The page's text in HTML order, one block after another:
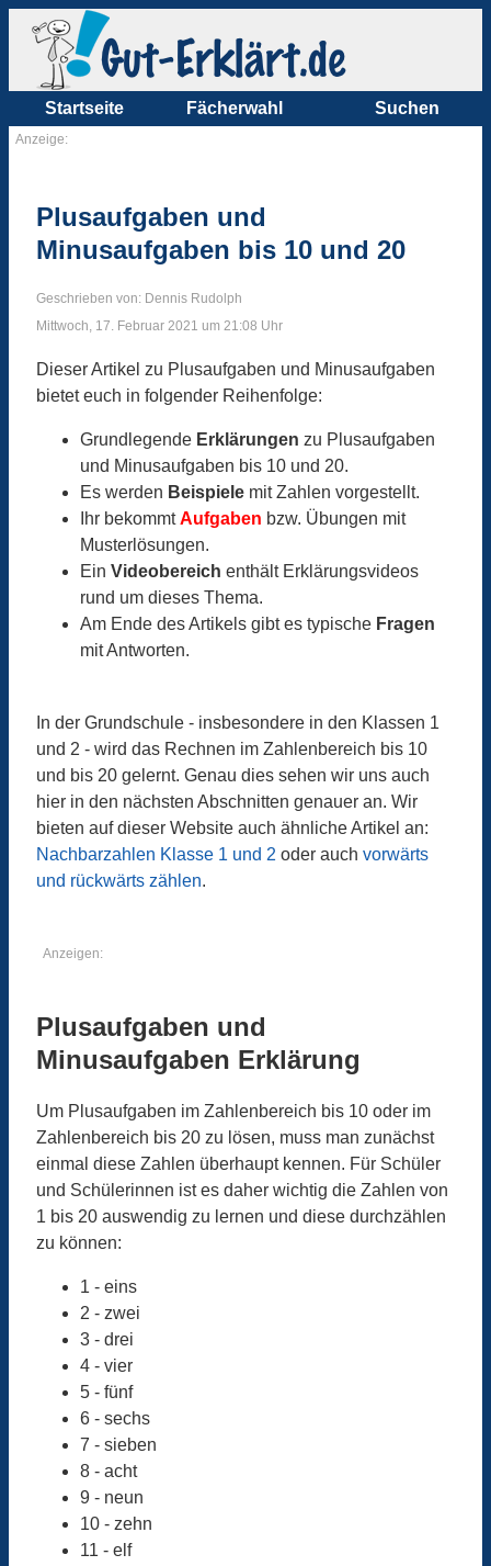
Startseite Fächerwahl Suchen
Anzeige:
Plusaufgaben und
Minusaufgaben bis 10 und 20
Geschrieben von: Dennis Rudolph
Mittwoch, 17. Februar 2021 um 21:08 Uhr
Dieser Artikel zu Plusaufgaben und Minusaufgaben
bietet euch in folgender Reihenfolge:
Grundlegende Erklärungen zu Plusaufgaben
und Minusaufgaben bis 10 und 20.
Es werden Beispiele mit Zahlen vorgestellt.
Ihr bekommtAufgaben bzw. Übungen mit
Musterlösungen.
Ein Videobereich enthält Erklärungsvideos
rund um dieses Thema.
Am Ende des Artikels gibt es typische Fragen
mit Antworten.
In der Grundschule - insbesondere in den Klassen 1
und 2 - wird das Rechnen im Zahlenbereich bis 10
und bis 20 gelernt. Genau dies sehen wir uns auch
hier in den nächsten Abschnitten genauer an. Wir
bieten auf dieser Website auch ähnliche Artikel an:
Nachbarzahlen Klasse 1 und 2 oder auch vorwärts
und rückwärts zählen.
Anzeigen:
Plusaufgaben und
Minusaufgaben Erklärung
Um Plusaufgaben im Zahlenbereich bis 10 oder im
Zahlenbereich bis 20 zu lösen, muss man zunächst
einmal diese Zahlen überhaupt kennen. Für Schüler
und Schülerinnen ist es daher wichtig die Zahlen von
1 bis 20 auswendig zu lernen und diese durchzählen
zu können:
1 - eins
2 - zwei
3 - drei
4 - vier
5 - fünf
6 - sechs
7 - sieben
8 - acht
9 - neun
10 - zehn
11 - elf